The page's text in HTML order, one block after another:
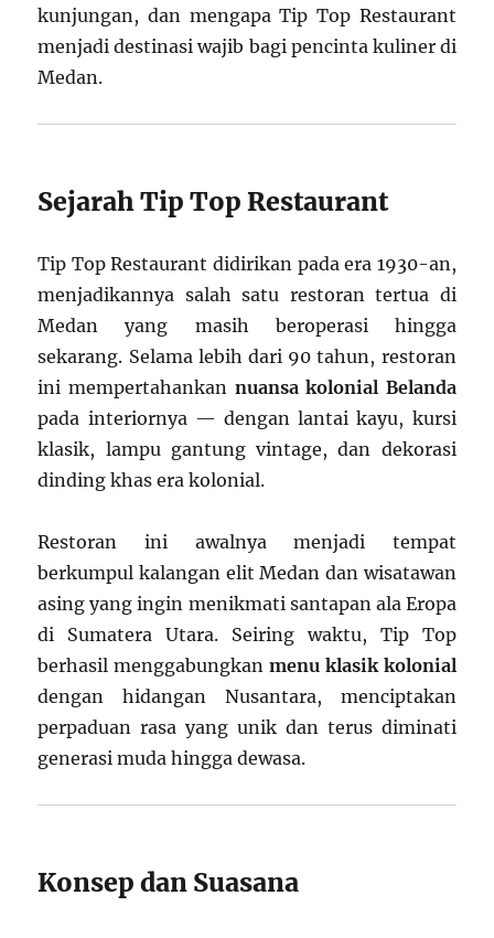
kunjungan, dan mengapa Tip Top Restaurant
menjadi destinasi wajib bagi pencinta kuliner di
Medan.
Sejarah Tip Top Restaurant
Tip Top Restaurant didirikan pada era 1930-an,
menjadikannya salah satu restoran tertua di
Medan yang masih beroperasi hingga
sekarang. Selama lebih dari 90 tahun, restoran
ini mempertahankan nuansa kolonial Belanda
pada interiornya — dengan lantai kayu, kursi
klasik, lampu gantung vintage, dan dekorasi
dinding khas era kolonial.
Restoran ini awalnya menjadi tempat
berkumpul kalangan elit Medan dan wisatawan
asing yang ingin menikmati santapan ala Eropa
di Sumatera Utara. Seiring waktu, Tip Top
berhasil menggabungkan menu klasik kolonial
dengan hidangan Nusantara, menciptakan
perpaduan rasa yang unik dan terus diminati
generasi muda hingga dewasa.
Konsep dan Suasana